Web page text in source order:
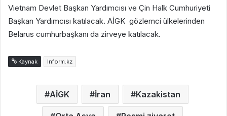
Vietnam Devlet Başkan Yardımcısı ve Çin Halk Cumhuriyeti
Başkan Yardımcısı katılacak. AİGK gözlemci ülkelerinden
Belarus cumhurbaşkanı da zirveye katılacak.
Kaynak Inform.kz
AİGK İran Kazakistan